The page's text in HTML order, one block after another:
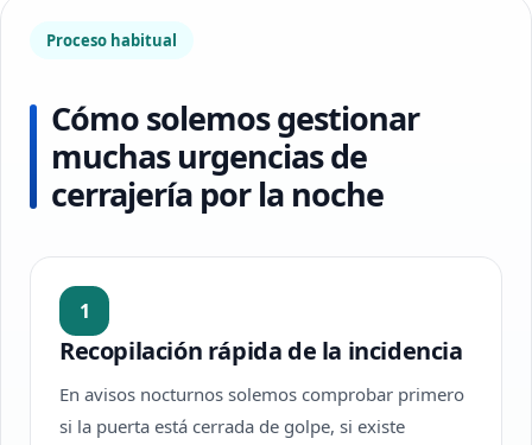
Proceso habitual
Cómo solemos gestionar
muchas urgencias de
cerrajería por la noche
1
Recopilación rápida de la incidencia
En avisos nocturnos solemos comprobar primero
si la puerta está cerrada de golpe, si existe